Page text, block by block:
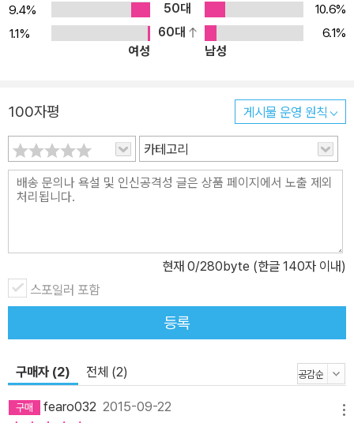
9.4%
50대
10.6%
1.1%
60대
6.1%
여성
남성
100자평 게시물 운영 원칙
카테고리
현재 0/280byte (한글 140자 이내)
스포일러 포함
등록
구매자 (2) 전체 (2)
fearo032 2015-09-22